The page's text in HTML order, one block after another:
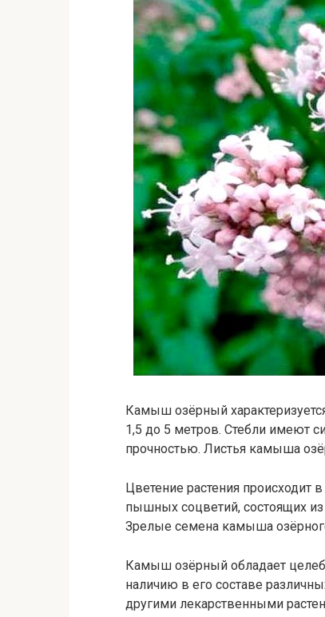
Камыш озёрный
1,5 до 5 метров. Стебли имеют
прочностью. Листья камыша
Цветение растения
пышных соцветий, состоящих
Зрелые семена камыша
Камыш озёрный обладает
наличию в его составе
другими лекарственными